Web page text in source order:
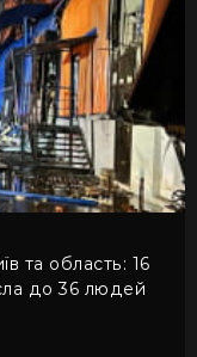
та область: 16
до 36 людей